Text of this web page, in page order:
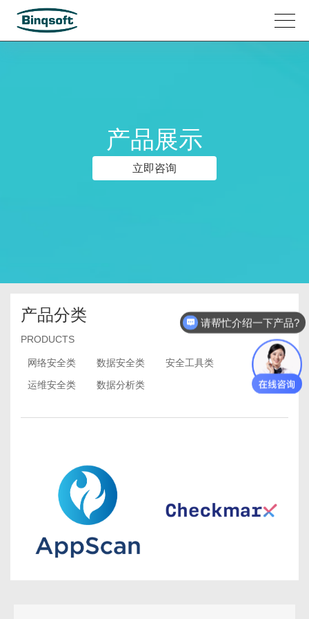
产品展示
立即咨询
产品分类
PRODUCTS
网络安全类 数据安全类
安全工具类
运维安全类
数据分析类
请帮忙介绍一下产品?